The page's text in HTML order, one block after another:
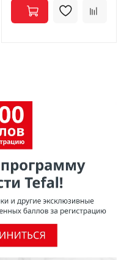
небольшим
масла. После